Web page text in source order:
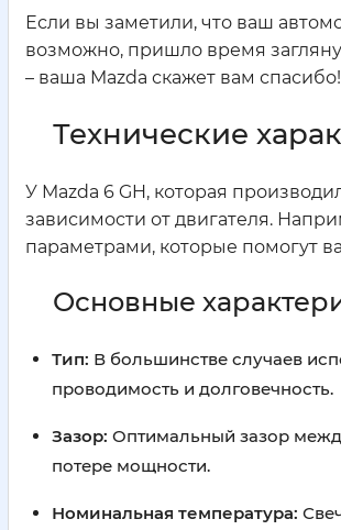
Если вы заметили, что ваш
возможно, пришло время
– ваша Mazda скажет вам спасибо!
Технические
У Mazda 6 GH, которая
зависимости от двигателя.
параметрами, которые помогут
Основные
Тип: В большинстве случаев
проводимость и долговечность.
Зазор: Оптимальный зазор
потере мощности.
Номинальная температура: